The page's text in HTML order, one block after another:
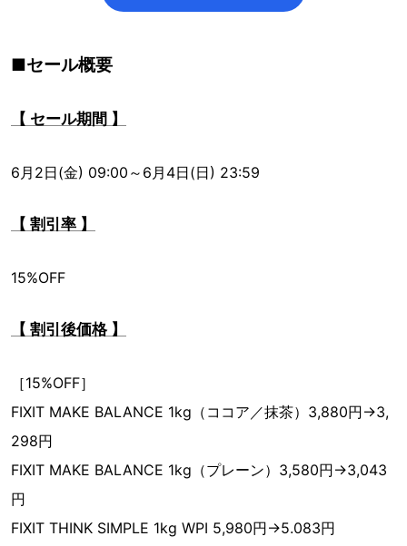
■セール概要
【 セール期間 】
6月2日(金) 09:00～6月4日(日) 23:59
【 割引率 】
15%OFF
【 割引後価格 】
［15%OFF］
FIXIT MAKE BALANCE 1kg（ココア／抹茶）3,880円→3,
298円
FIXIT MAKE BALANCE 1kg（プレーン）3,580円→3,043
円
FIXIT THINK SIMPLE 1kg WPI 5,980円→5.083円